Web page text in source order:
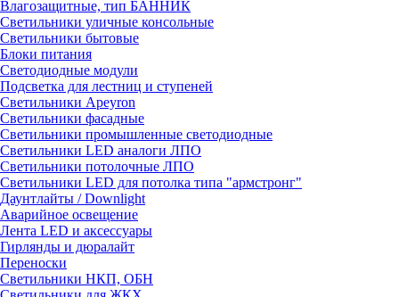
Влагозащитные, тип БАННИК
Светильники уличные консольные
Светильники бытовые
Блоки питания
Светодиодные модули
Подсветка для лестниц и ступеней
Светильники Apeyron
Светильники фасадные
Светильники промышленные светодиодные
Светильники LED аналоги ЛПО
Светильники потолочные ЛПО
Светильники LED для потолка типа "армстронг"
Даунтлайты / Downlight
Аварийное освещение
Лента LED и аксессуары
Гирлянды и дюралайт
Переноски
Светильники НКП, ОБН